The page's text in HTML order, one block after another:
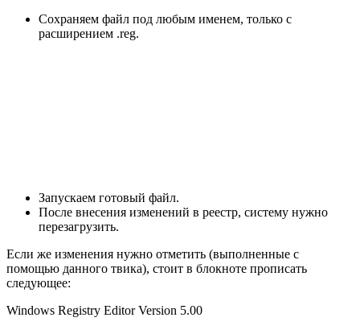
Сохраняем файл под любым именем, только с
расширением .reg.
Запускаем готовый файл.
После внесения изменений в реестр, систему нужно
перезагрузить.
Если же изменения нужно отметить (выполненные с
помощью данного твика), стоит в блокноте прописать
следующее:
Windows Registry Editor Version 5.00